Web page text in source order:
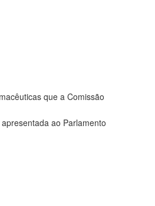
que a Comissão
ao Parlamento